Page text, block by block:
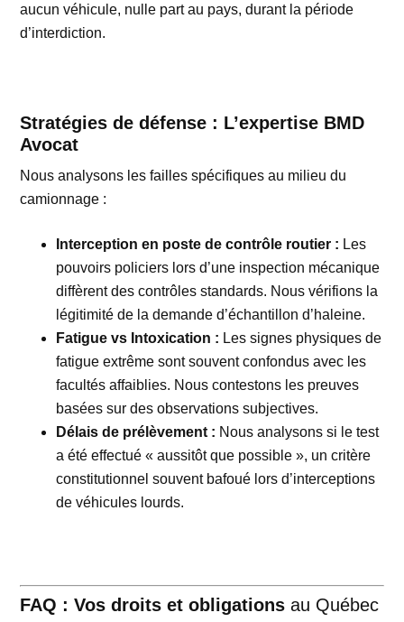
aucun véhicule, nulle part au pays, durant la période
d’interdiction.
Stratégies de défense : L’expertise BMD
Avocat
Nous analysons les failles spécifiques au milieu du
camionnage :
Interception en poste de contrôle routier : Les
pouvoirs policiers lors d’une inspection mécanique
diffèrent des contrôles standards. Nous vérifions la
légitimité de la demande d’échantillon d’haleine.
Fatigue vs Intoxication : Les signes physiques de
fatigue extrême sont souvent confondus avec les
facultés affaiblies. Nous contestons les preuves
basées sur des observations subjectives.
Délais de prélèvement : Nous analysons si le test
a été effectué « aussitôt que possible », un critère
constitutionnel souvent bafoué lors d’interceptions
de véhicules lourds.
FAQ : Vos droits et obligationsau Québec